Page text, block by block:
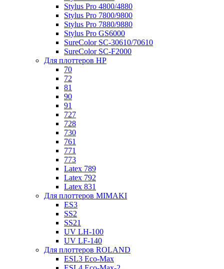
Stylus Pro 4800/4880
Stylus Pro 7800/9800
Stylus Pro 7880/9880
Stylus Pro GS6000
SureColor SC-30610/70610
SureColor SC-F2000
Для плоттеров HP
70
72
81
90
91
727
728
730
761
771
773
Latex 789
Latex 792
Latex 831
Для плоттеров MIMAKI
ES3
SS2
SS21
UV LH-100
UV LF-140
Для плоттеров ROLAND
ESL3 Eco-Max